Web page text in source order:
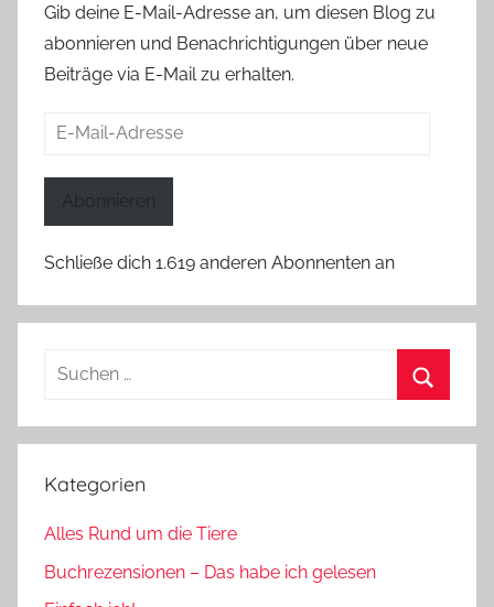
Gib deine E-Mail-Adresse an, um diesen Blog zu
abonnieren und Benachrichtigungen über neue
Beiträge via E-Mail zu erhalten.
E-
Abonnieren
Schließe dich 1.619 anderen Abonnenten an
Suchen
Kategorien
Alles Rund um die Tiere
Buchrezensionen – Das habe ich gelesen